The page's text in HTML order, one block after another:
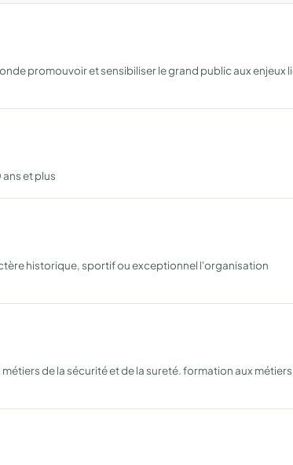
promouvoir et sensibiliser le grand public aux enjeux
et plus
historique, sportif ou exceptionnel l'organisation
de la sécurité et de la sureté. formation aux